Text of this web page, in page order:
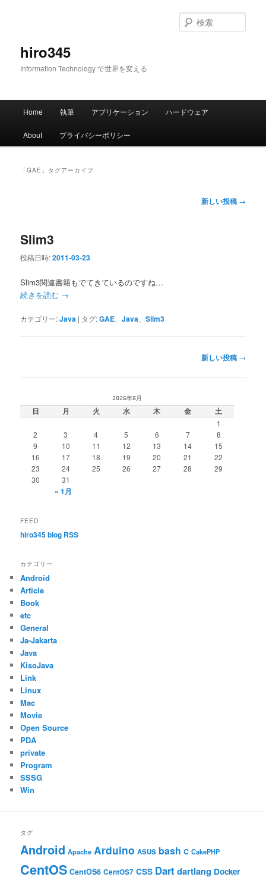
hiro345
Information Technology で世界を変える
索
メ
Home 執筆 アプリケーション ハードウェア
About プライバシーポリシー
「GAE 」タグアーカイブ
ビ
ー
ョ
ン
新しい投稿 →
Slim3
投稿日時:2011-03-23
Slim3関連書籍もでてきているのですね…
続きを読む →
カテゴリー:Java | タグ:GAE 、Java 、Slim3
ナ
ゲ
ー
新しい投稿 →
2026年8月
日 月 火 水 木 金 土
1
2
3 4 5 6 7
8
9
10 11 12 13 14
15
16
17 18 19 20 21
22
23
24 25 26 27 28
29
30
31
« 1月
FEED
hiro345 blog RSS
カテゴリー
Android
Article
Book
etc
General
Ja-Jakarta
Java
KisoJava
Link
Linux
Mac
Movie
Open Source
PDA
private
Program
SSSG
Win
タグ
Android Apache Arduino ASUS bash C CakePHP
CentOS CentOS6 CentOS7 CSS Dart dartlang Docker